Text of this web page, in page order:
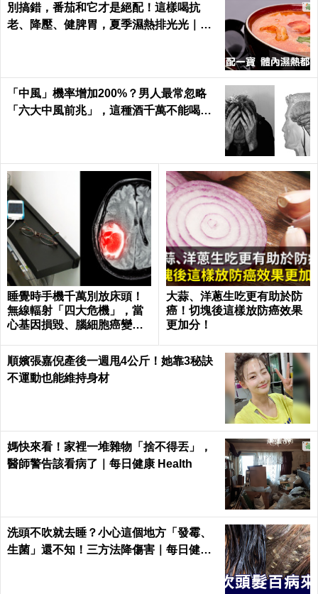
別搞錯，番茄和它才是絕配！這樣喝抗
老、降壓、健脾胃，夏季濕熱排光光｜每
「中風」機率增加200%？男人最常忽略
「六大中風前兆」，這種酒千萬不能喝｜
睡覺時手機千萬別放床頭！
無線輻射「四大危機」，當
心基因損毀、腦細胞癌變！
大蒜、洋蔥生吃更有助於防
癌！切塊後這樣放防癌效果
更加分！
順嬪張嘉倪產後一週甩4公斤！她靠3秘訣
不運動也能維持身材
媽快來看！家裡一堆雜物「捨不得丟」，
醫師警告該看病了｜每日健康 Health
洗頭不吹就去睡？小心這個地方「發霉、
生菌」還不知！三方法降傷害｜每日健康